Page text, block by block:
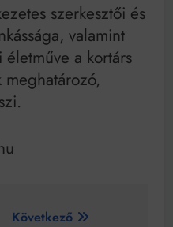
szerkesztői és
valamint
a kortárs
Következő